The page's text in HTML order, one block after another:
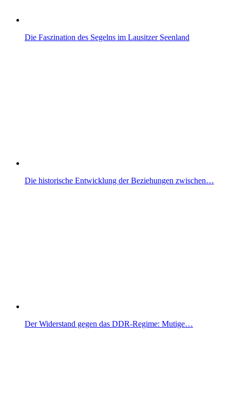
Die Faszination des Segelns im Lausitzer Seenland
Die historische Entwicklung der Beziehungen zwischen…
Der Widerstand gegen das DDR-Regime: Mutige…